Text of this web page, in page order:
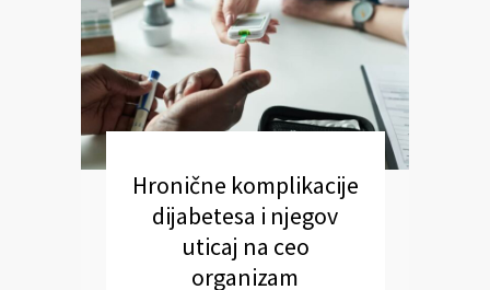
Hronične komplikacije
dijabetesa i njegov
uticaj na ceo
organizam